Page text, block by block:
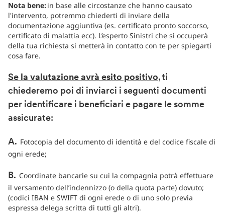
Nota bene:in base alle circostanze che hanno causato
l'intervento, potremmo chiederti di inviare della
documentazione aggiuntiva (es. certificato pronto soccorso,
certificato di malattia ecc). L’esperto Sinistri che si occuperà
della tua richiesta si metterà in contatto con te per spiegarti
cosa fare.
Se la valutazione avrà esito positivo, ti
chiederemo poi di inviarci i seguenti documenti
per identificare i beneficiari e pagare le somme
assicurate:
A. Fotocopia del documento di identità e del codice fiscale di
ogni erede;
B. Coordinate bancarie su cui la compagnia potrà effettuare
il versamento dell’indennizzo (o della quota parte) dovuto;
(codici IBAN e SWIFT di ogni erede o di uno solo previa
espressa delega scritta di tutti gli altri).